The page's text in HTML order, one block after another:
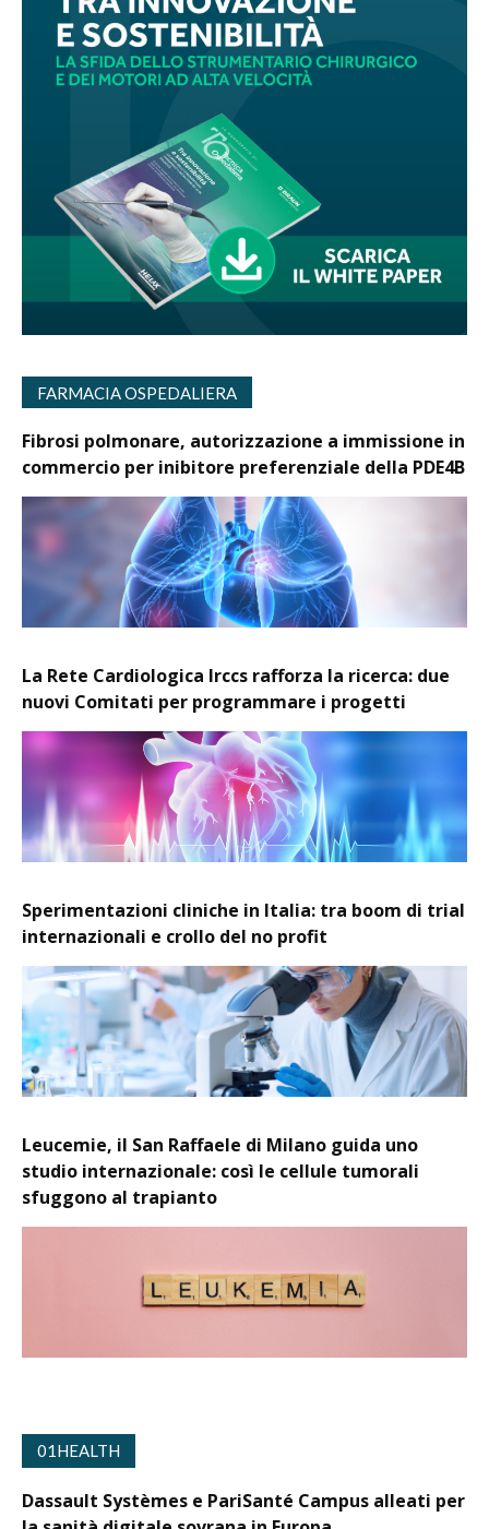
FARMACIA OSPEDALIERA
Fibrosi polmonare, autorizzazione a immissione in
commercio per inibitore preferenziale della PDE4B
La Rete Cardiologica Irccs rafforza la ricerca: due
nuovi Comitati per programmare i progetti
Sperimentazioni cliniche in Italia: tra boom di trial
internazionali e crollo del no profit
Leucemie, il San Raffaele di Milano guida uno
studio internazionale: così le cellule tumorali
sfuggono al trapianto
01HEALTH
Dassault Systèmes e PariSanté Campus alleati per